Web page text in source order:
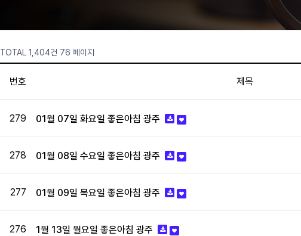
TOTAL 1,404건 76 페이지
번호 제목
279 01월 07일 화요일 좋은아침 광주
278 01월 08일 수요일 좋은아침 광주
277 01월 09일 목요일 좋은아침 광주
276 1월 13일 월요일 좋은아침 광주